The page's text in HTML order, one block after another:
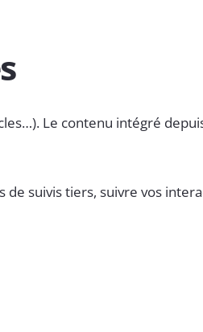
Le contenu intégré
suivis tiers, suivre vos